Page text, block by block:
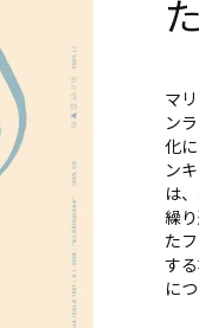
マ
ン
化
ン
は
繰
た
す
に